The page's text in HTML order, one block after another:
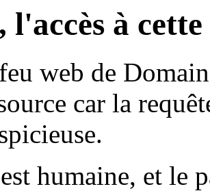
l'accès à
web de
car la
humaine, et le